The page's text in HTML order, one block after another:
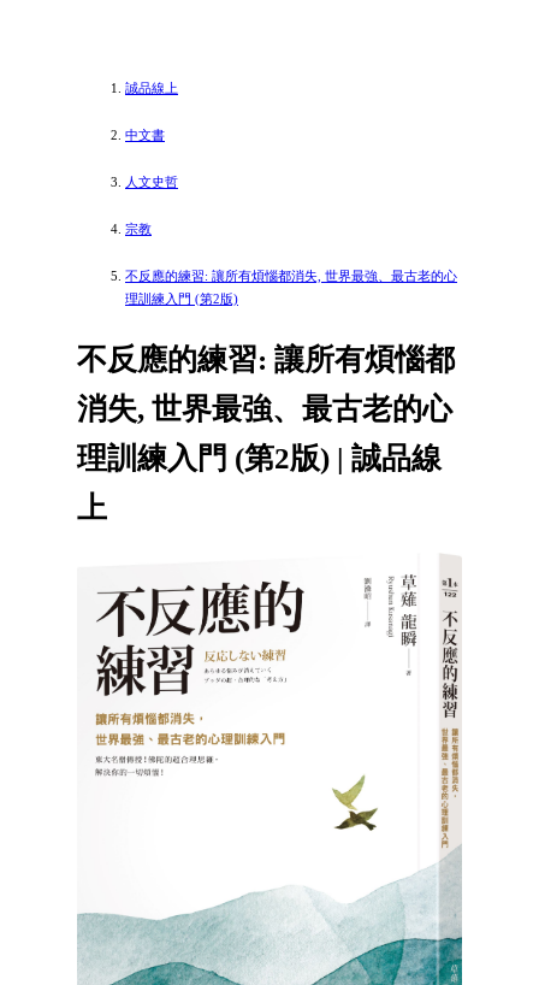
誠品線上
中文書
人文史哲
宗教
不反應的練習: 讓所有煩惱都消失, 世界最強、最古老的心
理訓練入門 (第2版)
不反應的練習: 讓所有煩惱都
消失, 世界最強、最古老的心
理訓練入門 (第2版) | 誠品線
上